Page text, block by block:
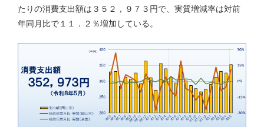
たりの消費支出額は３５２，９７３円で、実質増減率は対前
年同月比で１１．２％増加している。